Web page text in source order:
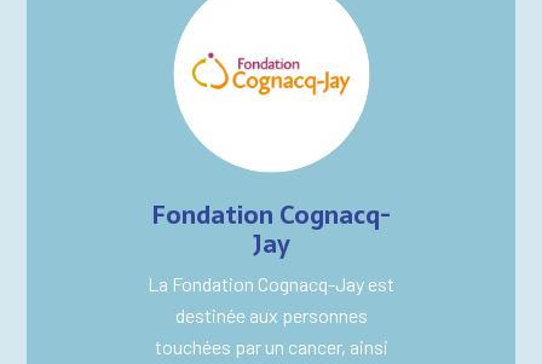
Fondation Cognacq-
Jay
La Fondation Cognacq-Jay est
destinée aux personnes
touchées par un cancer, ainsi